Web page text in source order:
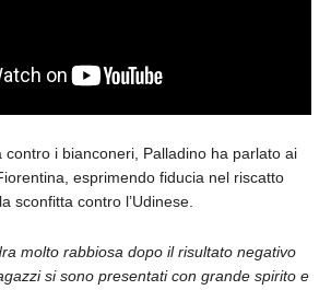
contro i bianconeri, Palladino ha parlato ai
esprimendo fiducia nel riscatto
sconfitta contro l’Udinese.
molto rabbiosa dopo il risultato negativo
si sono presentati con grande spirito e